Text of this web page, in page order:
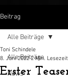
Beitrag
Alle Beiträge
News
Alle Beiträge
Erster
Toni Schindele
8. Juni 2022 2 Min. Lesezeit